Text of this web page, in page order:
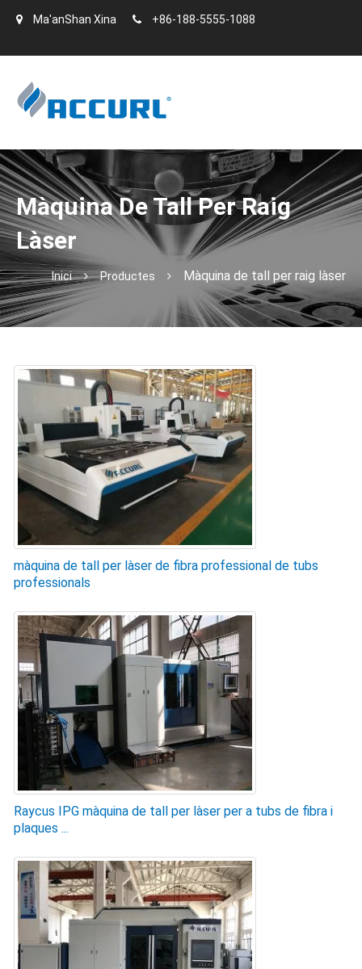
Ma'anShan Xina +86-188-5555-1088
Màquina De Tall Per Raig
Làser
Inici Productes Màquina de tall per raig làser
màquina de tall per làser de fibra professional de tubs
professionals
Raycus IPG màquina de tall per làser per a tubs de fibra i
plaques ...